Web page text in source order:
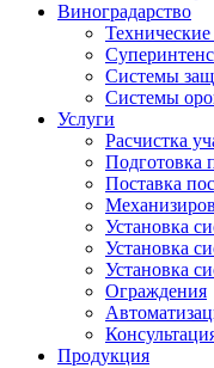
Виноградарство
Системы
Системы
Услуги
Расчистка
Подготовка
Поставка
Установка
Установка
Установка
Ограждения
Продукция